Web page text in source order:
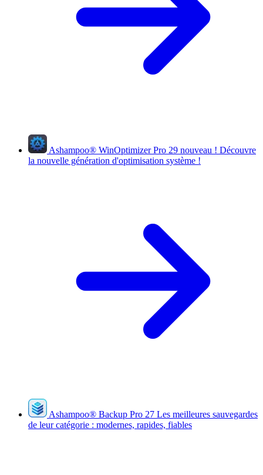
Ashampoo® WinOptimizer Pro 29 nouveau ! Découvre
la nouvelle génération d'optimisation système !
Ashampoo® Backup Pro 27 Les meilleures sauvegardes
de leur catégorie : modernes, rapides, fiables